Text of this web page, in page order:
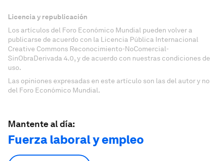
Licencia y republicación
Los artículos del Foro Económico Mundial pueden volver a
publicarse de acuerdo con la Licencia Pública Internacional
Creative Commons Reconocimiento-NoComercial-
SinObraDerivada 4.0, y de acuerdo con nuestras condiciones de
uso.
Las opiniones expresadas en este artículo son las del autor y no
del Foro Económico Mundial.
Mantente al día:
Fuerza laboral y empleo